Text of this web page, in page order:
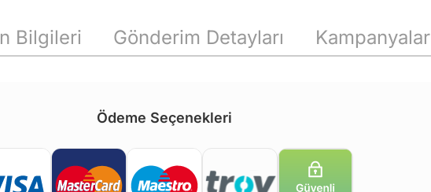
Bilgileri Gönderim Detayları Kampanyalar
Ödeme Seçenekleri